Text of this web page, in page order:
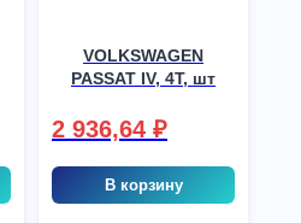
VOLKSWAGEN
PASSAT IV, 4T, шт
2 936,64 ₽
В корзину